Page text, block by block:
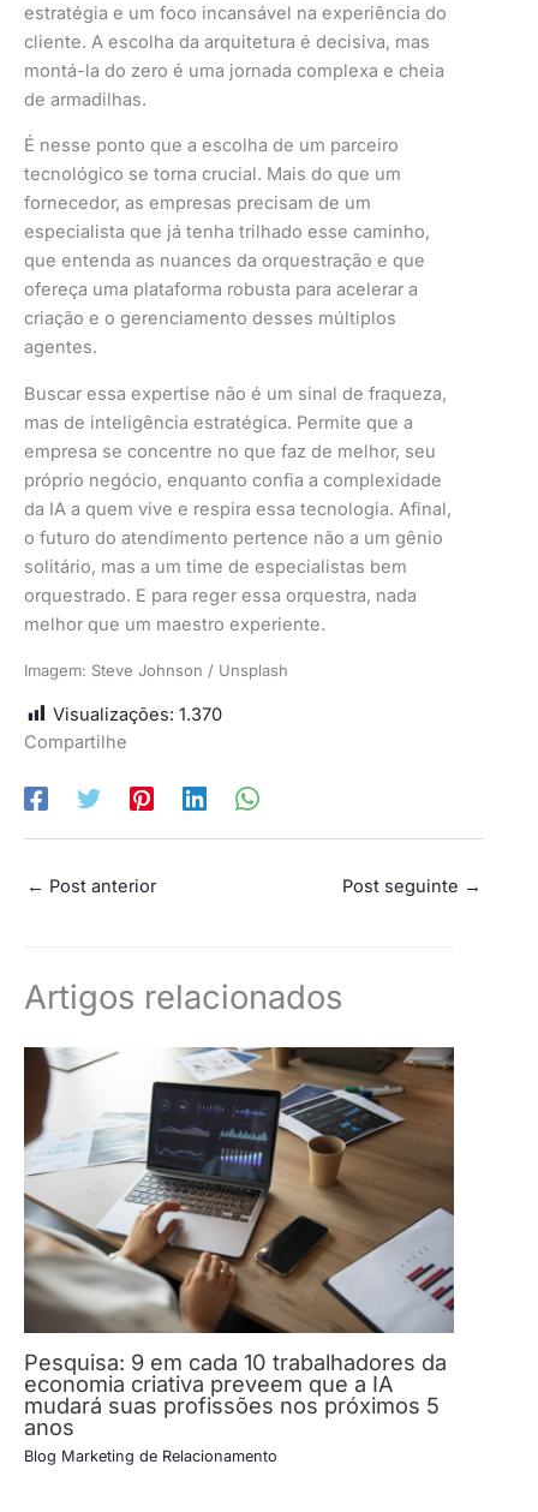
estratégia e um foco incansável na experiência do
cliente. A escolha da arquitetura é decisiva, mas
montá-la do zero é uma jornada complexa e cheia
de armadilhas.
É nesse ponto que a escolha de um parceiro
tecnológico se torna crucial. Mais do que um
fornecedor, as empresas precisam de um
especialista que já tenha trilhado esse caminho,
que entenda as nuances da orquestração e que
ofereça uma plataforma robusta para acelerar a
criação e o gerenciamento desses múltiplos
agentes.
Buscar essa expertise não é um sinal de fraqueza,
mas de inteligência estratégica. Permite que a
empresa se concentre no que faz de melhor, seu
próprio negócio, enquanto confia a complexidade
da IA a quem vive e respira essa tecnologia. Afinal,
o futuro do atendimento pertence não a um gênio
solitário, mas a um time de especialistas bem
orquestrado. E para reger essa orquestra, nada
melhor que um maestro experiente.
Imagem: Steve Johnson / Unsplash
Visualizações: 1.370
Compartilhe
← Post anterior Post seguinte →
Artigos relacionados
Pesquisa: 9 em cada 10 trabalhadores da
economia criativa preveem que a IA
mudará suas profissões nos próximos 5
anos
Blog Marketing de Relacionamento